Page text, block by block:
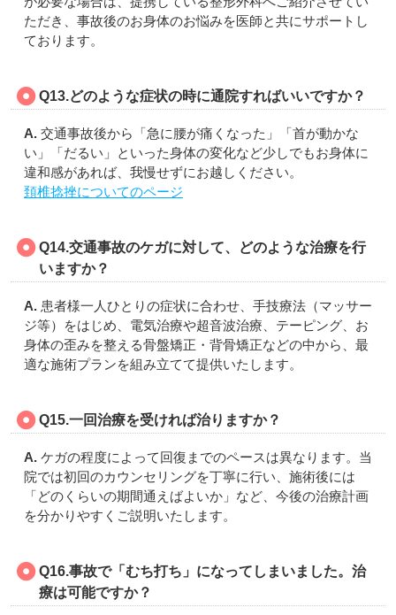
ただき、事故後のお身体のお悩みを医師と共にサポートし
ております。
Q13.どのような症状の時に通院すればいいですか？
A. 交通事故後から「急に腰が痛くなった」「首が動かな
い」「だるい」といった身体の変化など少しでもお身体に
違和感があれば、我慢せずにお越しください。
頚椎捻挫についてのページ
Q14.交通事故のケガに対して、どのような治療を行
いますか？
A. 患者様一人ひとりの症状に合わせ、手技療法（マッサー
ジ等）をはじめ、電気治療や超音波治療、テーピング、お
身体の歪みを整える骨盤矯正・背骨矯正などの中から、最
適な施術プランを組み立てて提供いたします。
Q15.一回治療を受ければ治りますか？
A. ケガの程度によって回復までのペースは異なります。当
院では初回のカウンセリングを丁寧に行い、施術後には
「どのくらいの期間通えばよいか」など、今後の治療計画
を分かりやすくご説明いたします。
Q16.事故で「むち打ち」になってしまいました。治
療は可能ですか？